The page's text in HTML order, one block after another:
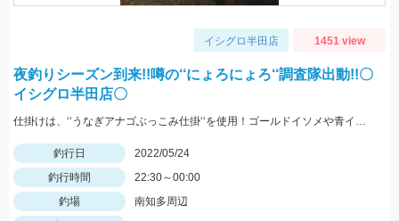
イシグロ半田店 1451 view
夜釣りシーズン到来!!噂の‘‘にょろにょろ‘‘調査隊出動!!〇
イシグロ半田店〇
仕掛けは、‘‘うなぎアナゴぶっこみ仕掛‘‘を使用！ゴールドイソメや青イソメの房掛けがオススメ‼
釣行日
2022/05/24
釣行時間
22:30～00:00
釣場
南知多周辺